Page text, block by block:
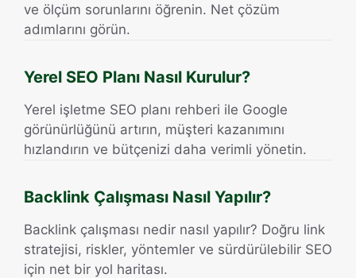
ve ölçüm sorunlarını öğrenin. Net çözüm
adımlarını görün.
Yerel SEO Planı Nasıl Kurulur?
Yerel işletme SEO planı rehberi ile Google
görünürlüğünü artırın, müşteri kazanımını
hızlandırın ve bütçenizi daha verimli yönetin.
Backlink Çalışması Nasıl Yapılır?
Backlink çalışması nedir nasıl yapılır? Doğru link
stratejisi, riskler, yöntemler ve sürdürülebilir SEO
için net bir yol haritası.